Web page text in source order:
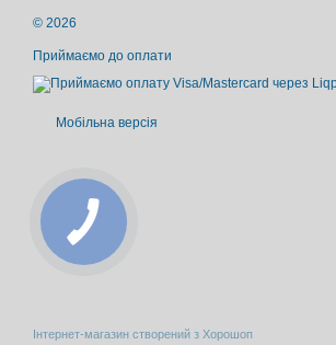
© 2026
Приймаємо до оплати
Мобільна версія
Інтернет-магазин створений з Хорошоп